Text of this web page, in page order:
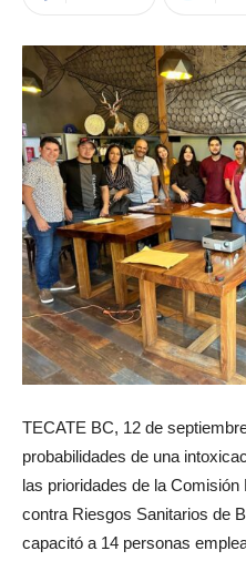
TECATE BC, 12 de
probabilidades de una
las prioridades de la
contra Riesgos Sanitarios de
capacitó a 14 personas